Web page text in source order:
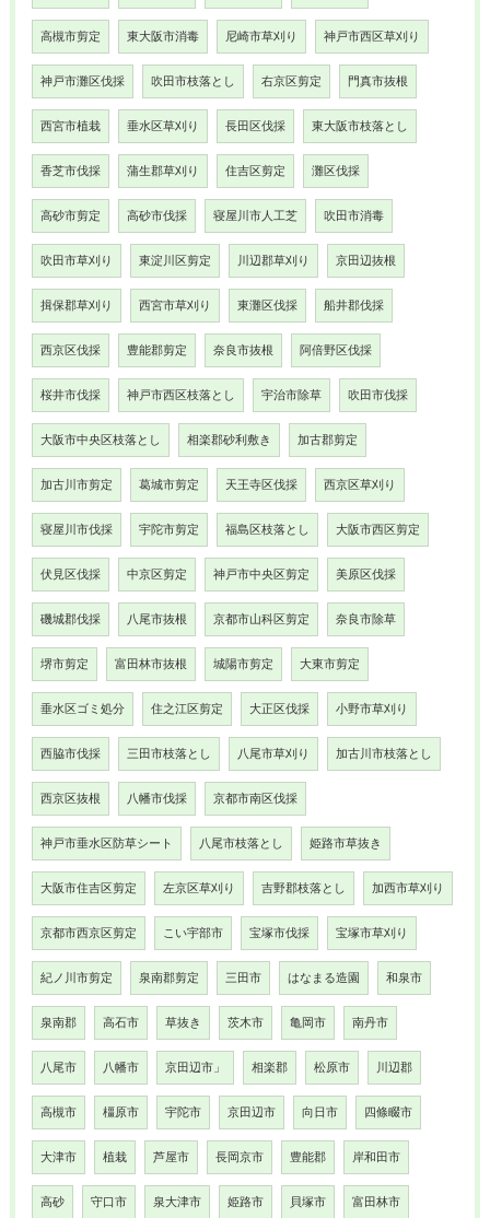
高槻市剪定 東大阪市消毒 尼崎市草刈り 神戸市西区草刈り
神戸市灘区伐採 吹田市枝落とし 右京区剪定 門真市抜根
西宮市植栽 垂水区草刈り 長田区伐採 東大阪市枝落とし
香芝市伐採 蒲生郡草刈り 住吉区剪定 灘区伐採
高砂市剪定 高砂市伐採 寝屋川市人工芝 吹田市消毒
吹田市草刈り 東淀川区剪定 川辺郡草刈り 京田辺抜根
揖保郡草刈り 西宮市草刈り 東灘区伐採 船井郡伐採
西京区伐採 豊能郡剪定 奈良市抜根 阿倍野区伐採
桜井市伐採 神戸市西区枝落とし 宇治市除草 吹田市伐採
大阪市中央区枝落とし 相楽郡砂利敷き 加古郡剪定
加古川市剪定 葛城市剪定 天王寺区伐採 西京区草刈り
寝屋川市伐採 宇陀市剪定 福島区枝落とし 大阪市西区剪定
伏見区伐採 中京区剪定 神戸市中央区剪定 美原区伐採
磯城郡伐採 八尾市抜根 京都市山科区剪定 奈良市除草
堺市剪定 富田林市抜根 城陽市剪定 大東市剪定
垂水区ゴミ処分 住之江区剪定 大正区伐採 小野市草刈り
西脇市伐採 三田市枝落とし 八尾市草刈り 加古川市枝落とし
西京区抜根 八幡市伐採 京都市南区伐採
神戸市垂水区防草シート 八尾市枝落とし 姫路市草抜き
大阪市住吉区剪定 左京区草刈り 吉野郡枝落とし 加西市草刈り
京都市西京区剪定 こい宇部市 宝塚市伐採 宝塚市草刈り
紀ノ川市剪定 泉南郡剪定 三田市 はなまる造園 和泉市
泉南郡 高石市 草抜き 茨木市 亀岡市 南丹市
八尾市 八幡市 京田辺市」 相楽郡 松原市 川辺郡
高槻市 橿原市 宇陀市 京田辺市 向日市 四條畷市
大津市 植栽 芦屋市 長岡京市 豊能郡 岸和田市
高砂 守口市 泉大津市 姫路市 貝塚市 富田林市